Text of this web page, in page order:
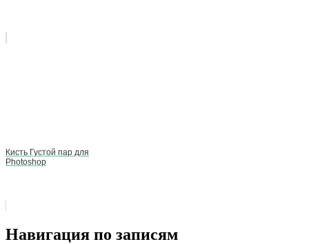
Кисть Густой пар для
Photoshop
Навигация по записям